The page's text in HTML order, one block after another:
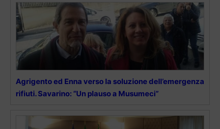
Agrigento ed Enna verso la soluzione dell’emergenza
rifiuti. Savarino: “Un plauso a Musumeci”